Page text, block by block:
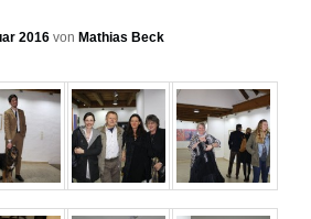
2016 vonMathias Beck